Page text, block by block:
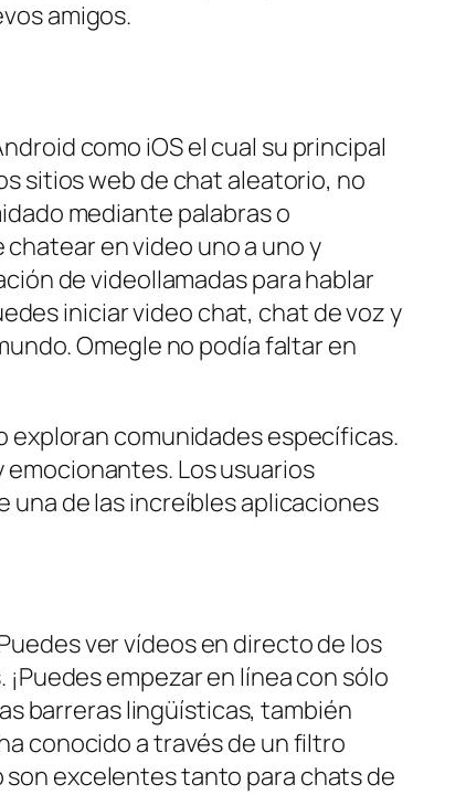
amigos.
como iOS el cual su principal
sitios web de chat aleatorio, no
mediante palabras o
chatear en video uno a uno y
de videollamadas para hablar
iniciar video chat, chat de voz y
Omegle no podía faltar en
exploran comunidades específicas.
Los usuarios
una de las increíbles aplicaciones
ver vídeos en directo de los
empezar en línea con sólo
barreras lingüísticas, también
conocido a través de un filtro
excelentes tanto para chats de